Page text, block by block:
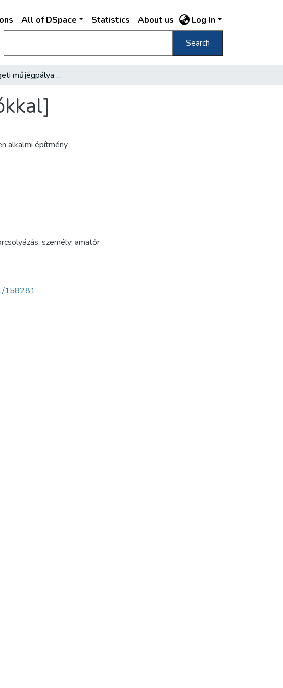
All of DSpace Statistics About us Log In
Search
[A városligeti műjégpálya korcsolyázókkal]
alkalmi építmény
, személy, amatőr
158281